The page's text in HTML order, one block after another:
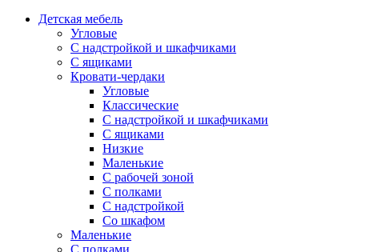
Детская мебель
Угловые
С надстройкой и шкафчиками
С ящиками
Кровати-чердаки
Угловые
Классические
С надстройкой и шкафчиками
С ящиками
Низкие
Маленькие
С рабочей зоной
С полками
С надстройкой
Со шкафом
Маленькие